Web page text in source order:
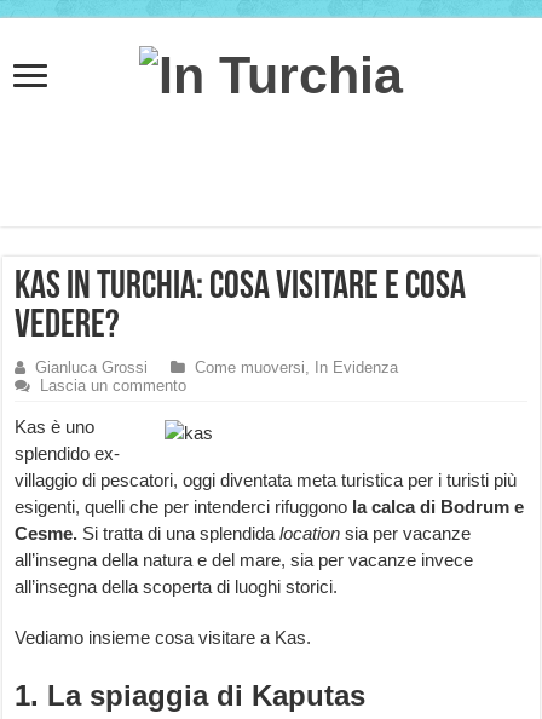
Kas in Turchia: cosa visitare e cosa
vedere?
Gianluca Grossi Come muoversi,
In Evidenza
Lascia un commento
Kas è uno
splendido ex-
villaggio di pescatori, oggi diventata meta turistica per i turisti più
esigenti, quelli che per intenderci rifuggono la calca di Bodrum e
Cesme. Si tratta di una splendidalocationsia per vacanze
all’insegna della natura e del mare, sia per vacanze invece
all’insegna della scoperta di luoghi storici.
Vediamo insieme cosa visitare a Kas.
1. La spiaggia di Kaputas